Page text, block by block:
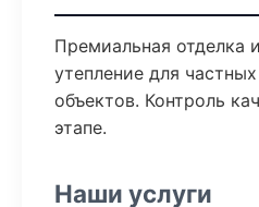
Премиальная отделка
утепление для
объектов. Контроль
этапе.
Наши услуги